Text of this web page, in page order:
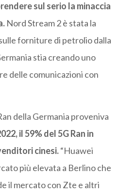
sul serio la minaccia
Nord Stream 2 è stata la
forniture di petrolio dalla
stia creando uno
delle comunicazioni con
della Germania proveniva
il 59% del 5G Ran in
cinesi.“Huawei
più elevata a Berlino che
il mercato con Zte e altri